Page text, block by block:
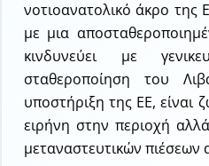
νοτιοανατολικό άκρο της
με μια
κινδυνεύει με
σταθεροποίηση του
υποστήριξη της ΕΕ, είναι
ειρήνη στην περιοχή
μεταναστευτικών πιέσεων